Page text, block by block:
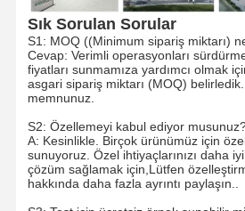
J Kesilmiş kağıt torba
E-ticaret çantaları
Kağıt torba düz tutma
El yapımı kağıt torbalar
Gıda servisi tek kullanımlık ürünler
Sık Sorulan Sorular
S1: MOQ ((Minimum sipariş miktarı)
Cevap: Verimli operasyonları
fiyatları sunmamıza yardımcı olmak
asgari sipariş miktarı (MOQ) belirledik.
memnunuz.
S2: Özellemeyi kabul ediyor
A: Kesinlikle. Birçok ürünümüz için
sunuyoruz. Özel ihtiyaçlarınızı daha
çözüm sağlamak için,Lütfen
hakkında daha fazla ayrıntı paylaşın..